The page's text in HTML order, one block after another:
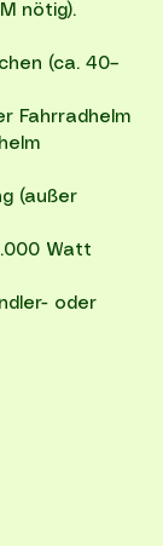
nötig).
(ca. 40–
Fahrradhelm
(außer
Watt
oder